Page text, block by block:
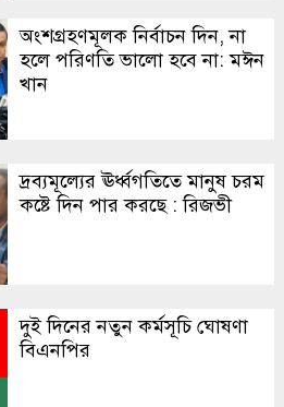
অংশগ্রহণমূলক নির্বাচন দিন, না
হলে পরিণতি ভালো হবে না: মঈন
খান
দ্রব্যমূল্যের ঊর্ধ্বগতিতে মানুষ চরম
কষ্টে দিন পার করছে : রিজভী
দুই দিনের নতুন কর্মসূচি ঘোষণা
বিএনপির